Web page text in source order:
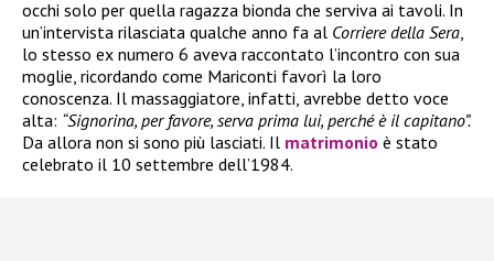
occhi solo per quella ragazza bionda che serviva ai tavoli. In
un’intervista rilasciata qualche anno fa al Corriere della Sera,
lo stesso ex numero 6 aveva raccontato l’incontro con sua
moglie, ricordando come Mariconti favorì la loro
conoscenza. Il massaggiatore, infatti, avrebbe detto voce
alta: “Signorina, per favore, serva prima lui, perché è il capitano”.
Da allora non si sono più lasciati. Il matrimonio è stato
celebrato il 10 settembre dell’1984.